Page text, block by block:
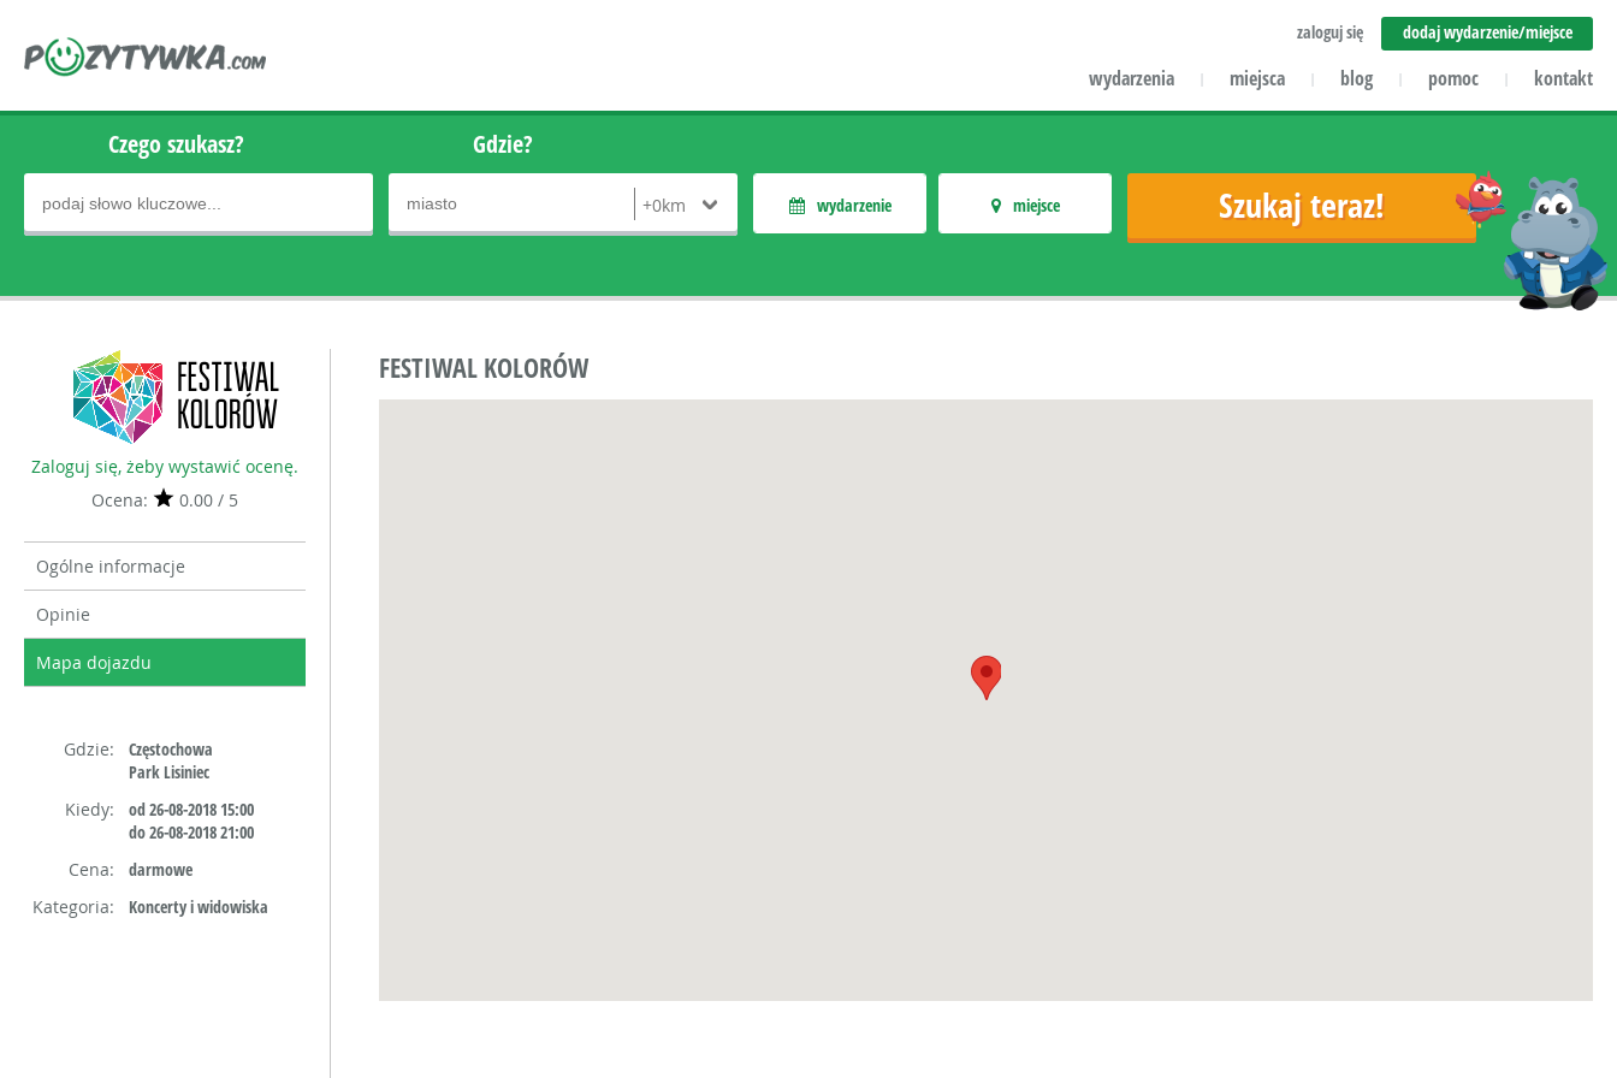
zaloguj się dodaj wydarzenie/miejsce
wydarzenia | miejsca | blog | pomoc | kontakt
Czego szukasz? Gdzie?
wydarzenie miejsce
Zaloguj się, żeby wystawić ocenę.
Ocena:
0.00 / 5
Ogólne informacje
Opinie
Mapa dojazdu
Gdzie:
Częstochowa
Park Lisiniec
Kiedy:
od 26-08-2018 15:00
do 26-08-2018 21:00
Cena:
darmowe
Kategoria:
Koncerty i widowiska
FESTIWAL KOLORÓW